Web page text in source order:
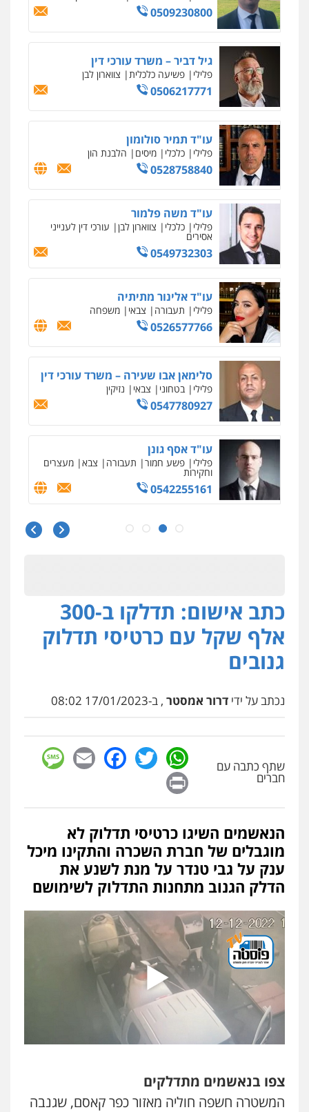
פלילי בטחוני צבאי נזיקין
0547780927
עו"ד אסף גונן
פלילי פשע חמור תעבורה צבא מעצרים
וחקירות
0542255161
גל דהן – משרד עורך דין פלילי
פלילי פשיעה חמורה סמים מעצרים
וחקירות
0544723840
עו"ד ראוף נג'אר
פלילי עורכי דין לענייני אסירים מעצרים
סמים רכוש
0548009246
פלילי צווארון לבן מס הכנסה מע"מ
0506209859
פלילי כלכלי עורכי דין לענייני אסירים
0525060666
גיא זהבי משרד עורכי דין
503456449
0505216700
צבאי מעצרים וחקירות
0547342002
פלילי כלכלי אלימות סמים מעצרים
0525544654
עו"ד זוהר ארבל
מעצרים וחקירות
קטינים
0538788878
עו"ד שלי גורביץ – לוי
משפט פלילי פשיעה חמורה
וחקירות צבאי תעבורה
0544218336
משרד עורכי דין חן ברוך
0505078733
כתב אישום: תדלקו ב-300
אלף שקל עם כרטיסי תדלוק
גנובים
נכתב על ידי דרור אמסטר , ב-17/01/2023 08:02
שתף כתבה עם
חברים
WhatsApp
Twitter
Facebook
Email
הנאשמים השיגו כרטיסי תדלוק לא
מוגבלים של חברת השכרה והתקינו מיכל
ענק על גבי טנדר על מנת לשנע את
הדלק הגנוב מתחנות התדלוק לשימושם
צפו בנאשמים מתדלקים
המשטרה חשפה חוליה מאזור כפר קאסם, שגנבה